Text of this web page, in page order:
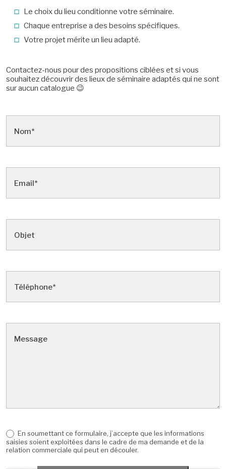
Le choix du lieu conditionne votre séminaire.
Chaque entreprise a des besoins spécifiques.
Votre projet mérite un lieu adapté.
Contactez-nous pour des propositions ciblées et si vous
souhaitez découvrir des lieux de séminaire adaptés qui ne sont
sur aucun catalogue 😉
En soumettant ce formulaire, j’accepte que les informations
saisies soient exploitées dans le cadre de ma demande et de la
relation commerciale qui peut en découler.